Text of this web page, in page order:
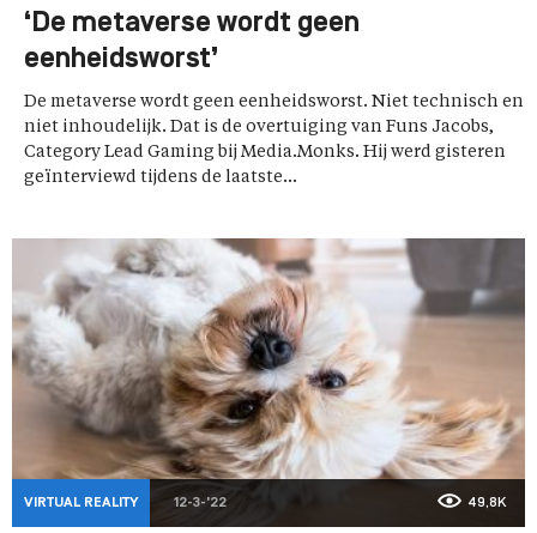
‘De metaverse wordt geen
eenheidsworst’
De metaverse wordt geen eenheidsworst. Niet technisch en
niet inhoudelijk. Dat is de overtuiging van Funs Jacobs,
Category Lead Gaming bij Media.Monks. Hij werd gisteren
geïnterviewd tijdens de laatste...
VIRTUAL REALITY 12-3-'22 49,8K